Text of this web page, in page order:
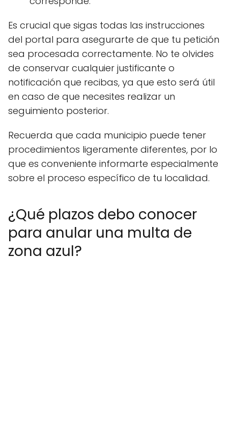
Es crucial que sigas todas las instrucciones
del portal para asegurarte de que tu petición
sea procesada correctamente. No te olvides
de conservar cualquier justificante o
notificación que recibas, ya que esto será útil
en caso de que necesites realizar un
seguimiento posterior.
Recuerda que cada municipio puede tener
procedimientos ligeramente diferentes, por lo
que es conveniente informarte especialmente
sobre el proceso específico de tu localidad.
¿Qué plazos debo conocer
para anular una multa de
zona azul?